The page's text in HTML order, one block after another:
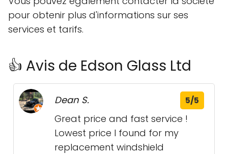
pour obtenir plus d'informations sur ses
services et tarifs.
👍 Avis de Edson Glass Ltd
Dean S. 5/5
Great price and fast service !
Lowest price I found for my
replacement windshield